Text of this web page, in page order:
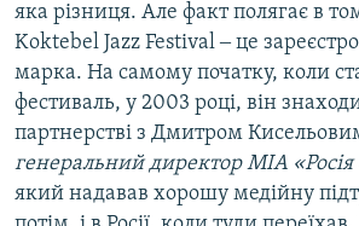
яка різниця. Але факт полягає в
Koktebel Jazz Festival ‒ це
марка. На самому початку, коли
фестиваль, у 2003 році, він
партнерстві з Дмитром
генеральний директор МІА «Росія
який надавав хорошу медійну